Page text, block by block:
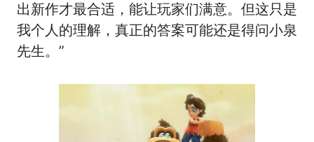
出新作才最合适，能让玩家们满意。但这只是
我个人的理解，真正的答案可能还是得问小泉
先生。”